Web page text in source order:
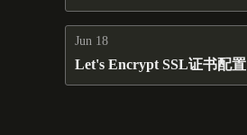
Jun 18
Let's Encrypt SSL证书配置